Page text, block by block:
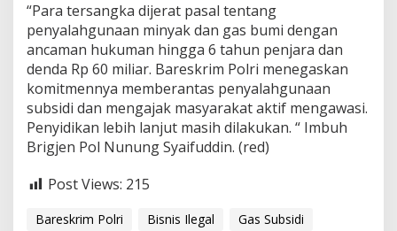
r
a
n
“Para tersangka dijerat pasal tentang
penyalahgunaan minyak dan gas bumi dengan
ancaman hukuman hingga 6 tahun penjara dan
denda Rp 60 miliar. Bareskrim Polri menegaskan
komitmennya memberantas penyalahgunaan
subsidi dan mengajak masyarakat aktif mengawasi.
Penyidikan lebih lanjut masih dilakukan. “ Imbuh
Brigjen Pol Nunung Syaifuddin. (red)
Post Views: 215
Bareskrim Polri Bisnis Ilegal Gas Subsidi